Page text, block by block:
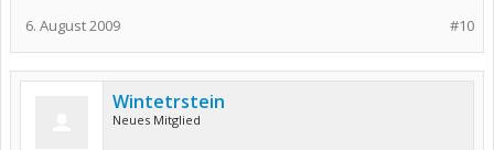
#10
6. August 2009
Wintetrstein
Neues Mitglied